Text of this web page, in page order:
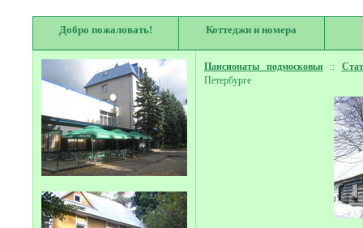
Добро пожаловать! Коттеджи и номера
Пансионаты подмосковья ::
Петербурге